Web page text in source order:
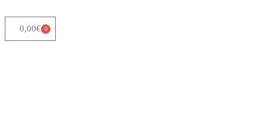
0,00€ 0